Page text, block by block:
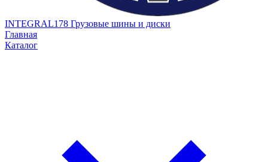
INTEGRAL178 Грузовые шины и диски
Главная
Каталог